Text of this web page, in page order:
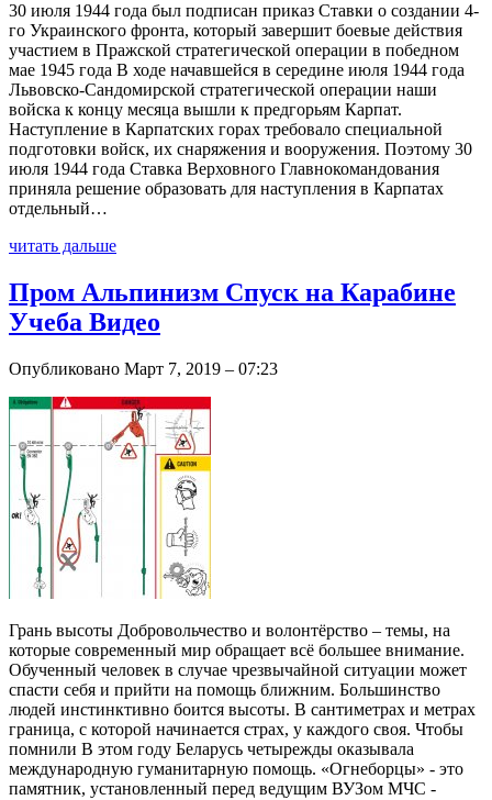
30 июля 1944 года был подписан приказ Ставки о создании 4-
го Украинского фронта, который завершит боевые действия
участием в Пражской стратегической операции в победном
мае 1945 года В ходе начавшейся в середине июля 1944 года
Львовско-Сандомирской стратегической операции наши
войска к концу месяца вышли к предгорьям Карпат.
Наступление в Карпатских горах требовало специальной
подготовки войск, их снаряжения и вооружения. Поэтому 30
июля 1944 года Ставка Верховного Главнокомандования
приняла решение образовать для наступления в Карпатах
отдельный…
читать дальше
Пром Альпинизм Спуск на Карабине
Учеба Видео
Опубликовано Март 7, 2019 – 07:23
Грань высоты Добровольчество и волонтёрство – темы, на
которые современный мир обращает всё большее внимание.
Обученный человек в случае чрезвычайной ситуации может
спасти себя и прийти на помощь ближним. Большинство
людей инстинктивно боится высоты. В сантиметрах и метрах
граница, с которой начинается страх, у каждого своя. Чтобы
помнили В этом году Беларусь четырежды оказывала
международную гуманитарную помощь. «Огнеборцы» - это
памятник, установленный перед ведущим ВУЗом МЧС -